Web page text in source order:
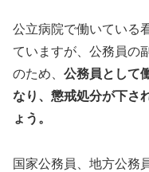
公立病院で働いている
ていますが、公務員の
のため、 公務員として
なり、懲戒処分が下さ
ょう。
国家公務員、地方公務